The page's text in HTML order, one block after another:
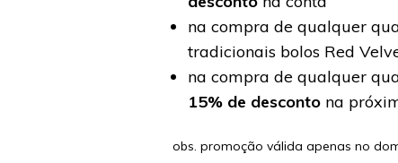
na compra de qualquer
tradicionais bolos Red
na compra de qualquer
15% de desconto na
obs. promoção válida apenas no